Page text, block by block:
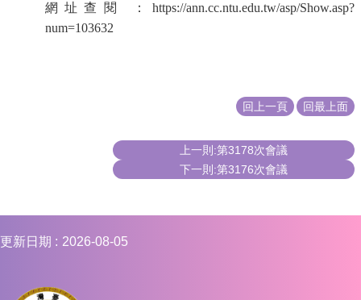
網址查閱 ：https://ann.cc.ntu.edu.tw/asp/Show.asp?
num=103632
回上一頁 回最上面
上一則:第3178次會議
下一則:第3176次會議
更新日期 2026-08-05